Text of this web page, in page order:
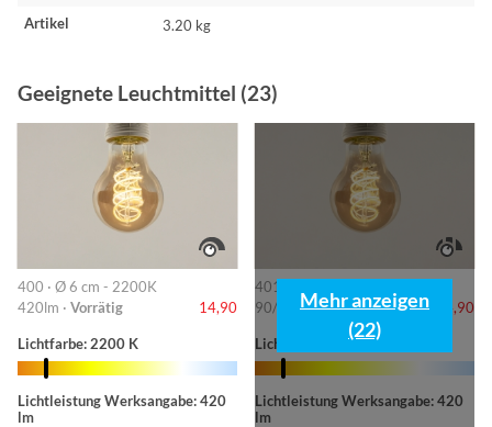
Artikel 3.20 kg
Geeignete Leuchtmittel (23)
400 · Ø 6 cm - 2200K
420lm · Vorrätig 14,90
Lichtfarbe: 2200 K
Lichtleistung Werksangabe: 420
lm
401 · 6cm-2200K
90/220/420lm ·Vorrätig 14,90
Lichtfarbe: 2200 K
Lichtleistung Werksangabe: 420
lm
Mehr anzeigen
(22)